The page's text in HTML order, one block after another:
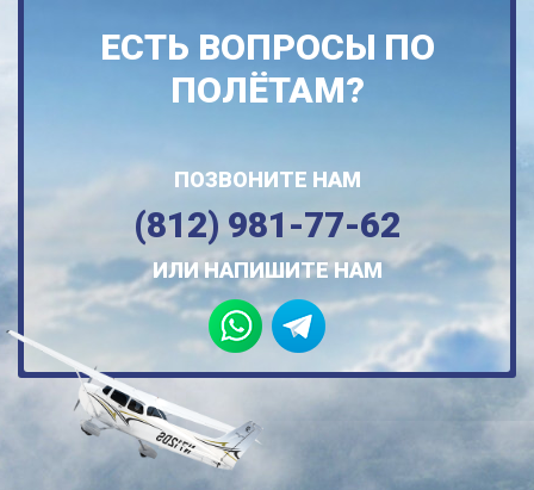
ЕСТЬ ВОПРОСЫ ПО
ПОЛЁТАМ?
ПОЗВОНИТЕ НАМ
(812) 981-77-62
ИЛИ НАПИШИТЕ НАМ